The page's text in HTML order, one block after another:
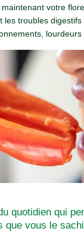
votre
les troubles
lourdeurs
quotidien qui
que vous le